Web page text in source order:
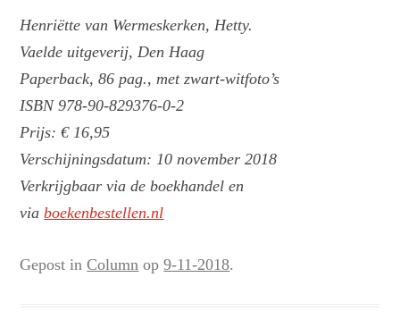
Henriëtte van Wermeskerken, Hetty.
Vaelde uitgeverij, Den Haag
Paperback, 86 pag., met zwart-witfoto’s
ISBN 978-90-829376-0-2
Prijs: € 16,95
Verschijningsdatum: 10 november 2018
Verkrijgbaar via de boekhandel en
viaboekenbestellen.nl
Gepost inColumn op9-11-2018.